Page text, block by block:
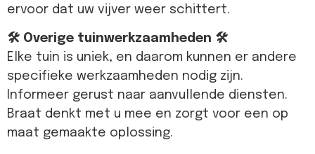
ervoor dat uw vijver weer schittert.
🛠 Overige tuinwerkzaamheden 🛠
Elke tuin is uniek, en daarom kunnen er andere
specifieke werkzaamheden nodig zijn.
Informeer gerust naar aanvullende diensten.
Braat denkt met u mee en zorgt voor een op
maat gemaakte oplossing.